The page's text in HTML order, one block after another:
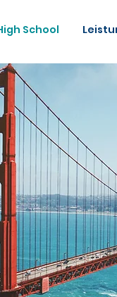
School